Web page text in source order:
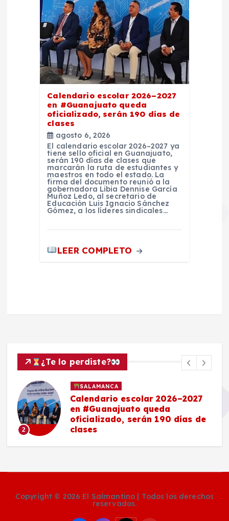
Calendario escolar 2026–2027
en #Guanajuato queda
oficializado, serán 190 días de
clases
agosto 6, 2026
El calendario escolar 2026–2027 ya
tiene sello oficial en Guanajuato,
serán 190 días de clases que
marcarán la ruta de estudiantes y
maestros en todo el estado. La
firma del documento reunió a la
gobernadora Libia Dennise García
Muñoz Ledo, al secretario de
Educación Luis Ignacio Sánchez
Gómez, a los líderes sindicales…
LEER COMPLETO
¿Te lo perdiste?
2
SALAMANCA
Calendario escolar 2026–2027
en #Guanajuato queda
oficializado, serán 190 días de
clases
Copyright © 2026 El Salmantino | Todos los derechos
reservados.